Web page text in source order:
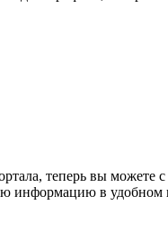
теперь вы можете с
информацию в удобном